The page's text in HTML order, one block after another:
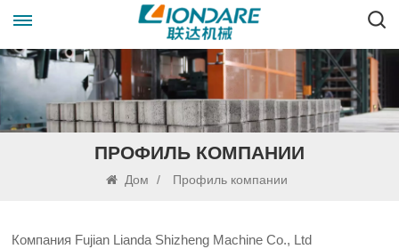
ПРОФИЛЬ КОМПАНИИ
Дом / Профиль компании
Компания Fujian Lianda Shizheng Machine Co., Ltd